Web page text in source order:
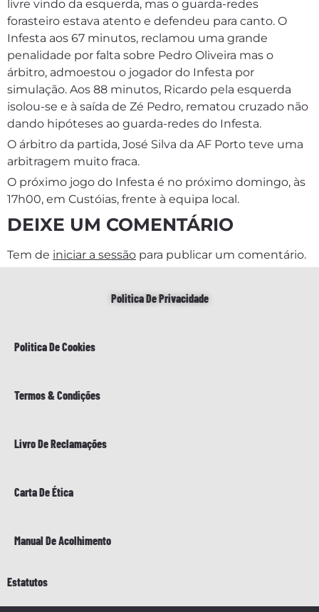
livre vindo da esquerda, mas o guarda-redes
forasteiro estava atento e defendeu para canto. O
Infesta aos 67 minutos, reclamou uma grande
penalidade por falta sobre Pedro Oliveira mas o
árbitro, admoestou o jogador do Infesta por
simulação. Aos 88 minutos, Ricardo pela esquerda
isolou-se e à saída de Zé Pedro, rematou cruzado não
dando hipóteses ao guarda-redes do Infesta.
O árbitro da partida, José Silva da AF Porto teve uma
arbitragem muito fraca.
O próximo jogo do Infesta é no próximo domingo, às
17h00, em Custóias, frente à equipa local.
DEIXE UM COMENTÁRIO
Tem de iniciar a sessão para publicar um comentário.
Politica De Privacidade
Politica De Cookies
Termos & Condições
Livro De Reclamações
Carta De Ética
Manual De Acolhimento
Estatutos